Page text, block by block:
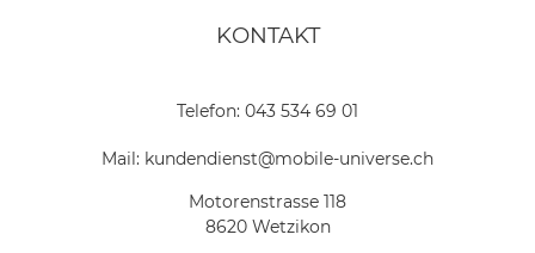
KONTAKT
Telefon: 043 534 69 01
Mail: kundendienst@mobile-universe.ch
Motorenstrasse 118
8620 Wetzikon